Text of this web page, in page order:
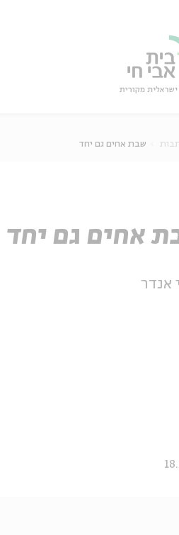
שבת אחים גם יחד
אחים גם יחד
אנדר